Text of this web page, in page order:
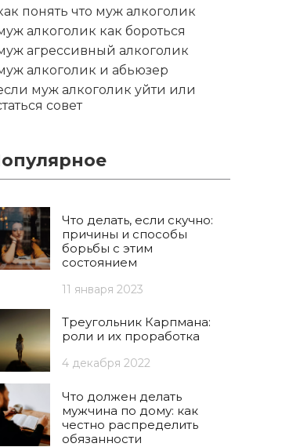
понять что муж алкоголик
алкоголик как бороться
агрессивный алкоголик
алкоголик и абьюзер
муж алкоголик уйти или
совет
Что делать, если скучно:
причины и способы
борьбы с этим
состоянием
11 января 2023
Треугольник Карпмана:
роли и их проработка
4 декабря 2022
Что должен делать
мужчина по дому: как
честно распределить
обязанности